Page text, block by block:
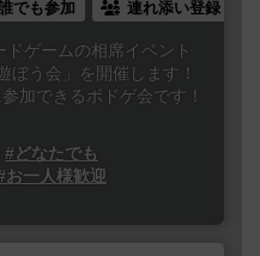
でも参加 連れ添い登録
ゲームの相席イベント
ぼう会」を開催します！
加できるボドゲ会です！
#どなたでも
お一人様歓迎